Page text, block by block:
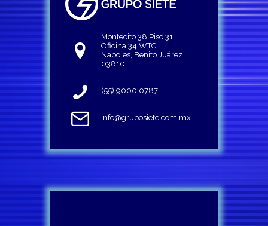
Montecito 38 Piso 31
Oficina 34 WTC
Napoles, Benito Juárez
03810
(55) 9000 0787
info@gruposiete.com.mx